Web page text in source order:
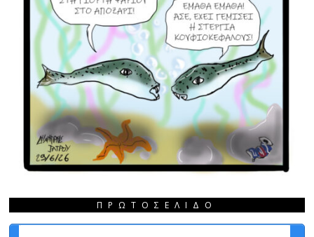
ΠΡΩΤΟΣΈΛΙΔΟ